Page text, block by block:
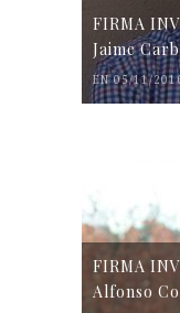
FIRMA
Jaime
EN 05/11/
FIRMA
Alfonso